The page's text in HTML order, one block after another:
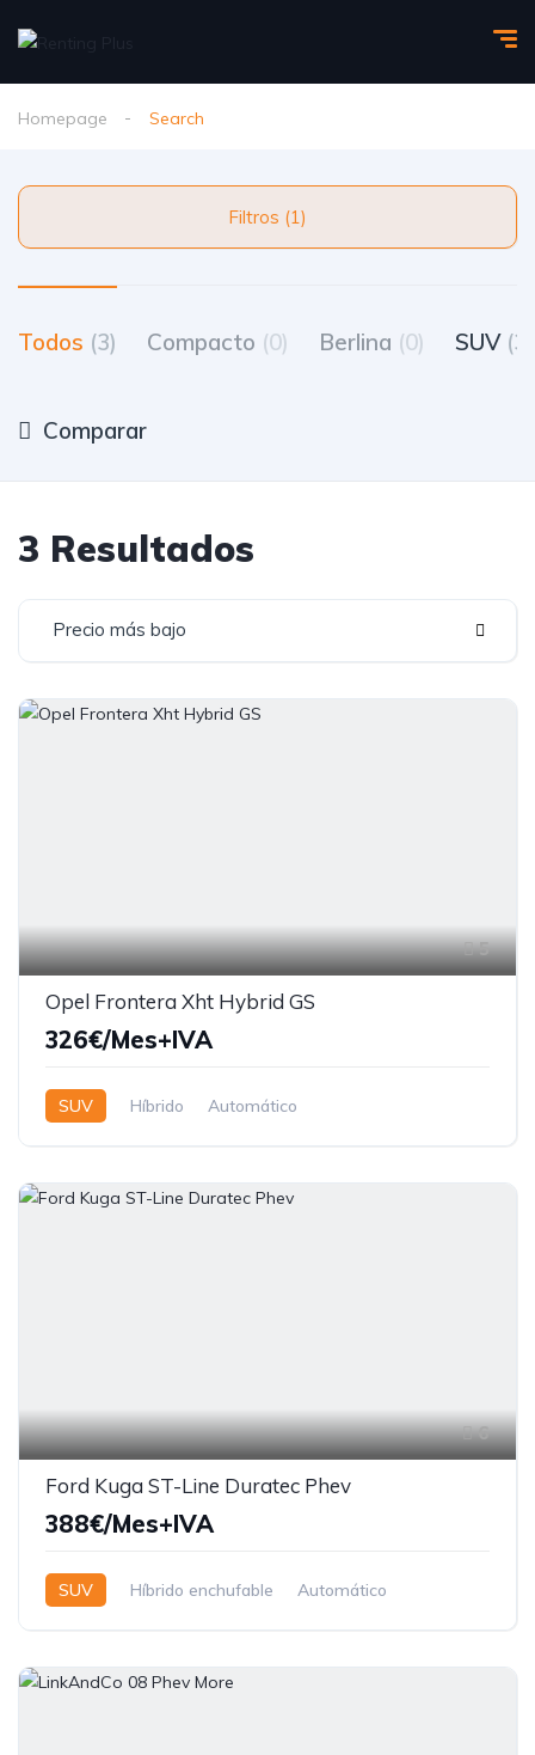
Homepage Search
Filtros (1)
Todos (3) Compacto (0) Berlina (0) SUV (3)
Comparar
3 Resultados
Precio más bajo
5
Opel Frontera Xht Hybrid GS
326€/Mes+IVA
SUV Híbrido Automático
6
Ford Kuga ST-Line Duratec Phev
388€/Mes+IVA
SUV Híbrido enchufable Automático